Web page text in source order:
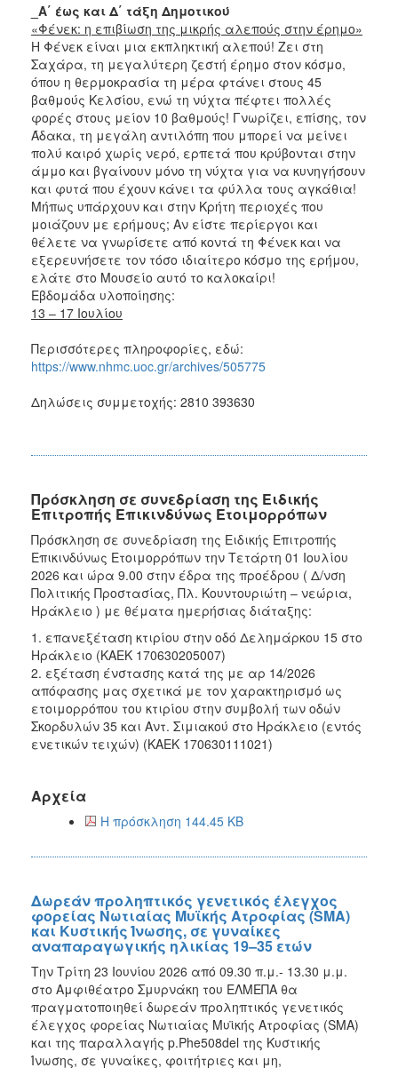
_Α΄ έως και Δ΄ τάξη Δημοτικού
«Φένεκ: η επιβίωση της μικρής αλεπούς στην έρημο»
Η Φένεκ είναι μια εκπληκτική αλεπού! Ζει στη
Σαχάρα, τη μεγαλύτερη ζεστή έρημο στον κόσμο,
όπου η θερμοκρασία τη μέρα φτάνει στους 45
βαθμούς Κελσίου, ενώ τη νύχτα πέφτει πολλές
φορές στους μείον 10 βαθμούς! Γνωρίζει, επίσης, τον
Άδακα, τη μεγάλη αντιλόπη που μπορεί να μείνει
πολύ καιρό χωρίς νερό, ερπετά που κρύβονται στην
άμμο και βγαίνουν μόνο τη νύχτα για να κυνηγήσουν
και φυτά που έχουν κάνει τα φύλλα τους αγκάθια!
Μήπως υπάρχουν και στην Κρήτη περιοχές που
μοιάζουν με ερήμους; Αν είστε περίεργοι και
θέλετε να γνωρίσετε από κοντά τη Φένεκ και να
εξερευνήσετε τον τόσο ιδιαίτερο κόσμο της ερήμου,
ελάτε στο Μουσείο αυτό το καλοκαίρι!
Εβδομάδα υλοποίησης:
13 – 17 Ιουλίου
Περισσότερες πληροφορίες, εδώ:
https://www.nhmc.uoc.gr/archives/505775
Δηλώσεις συμμετοχής: 2810 393630
Πρόσκληση σε συνεδρίαση της Ειδικής
Επιτροπής Επικινδύνως Ετοιμορρόπων
Πρόσκληση σε συνεδρίαση της Ειδικής Επιτροπής
Επικινδύνως Ετοιμορρόπων την Τετάρτη 01 Ιουλίου
2026 και ώρα 9.00 στην έδρα της προέδρου ( Δ/νση
Πολιτικής Προστασίας, Πλ. Κουντουριώτη – νεώρια,
Ηράκλειο ) με θέματα ημερήσιας διάταξης:
1. επανεξέταση κτιρίου στην οδό Δελημάρκου 15 στο
Ηράκλειο (ΚΑΕΚ 170630205007)
2. εξέταση ένστασης κατά της με αρ 14/2026
απόφασης μας σχετικά με τον χαρακτηρισμό ως
ετοιμορρόπου του κτιρίου στην συμβολή των οδών
Σκορδυλών 35 και Αντ. Σιμιακού στο Ηράκλειο (εντός
ενετικών τειχών) (ΚΑΕΚ 170630111021)
Αρχεία
Η πρόσκληση 144.45 KB
Δωρεάν προληπτικός γενετικός έλεγχος
φορείας Νωτιαίας Μυϊκής Ατροφίας (SMA)
και Κυστικής Ίνωσης, σε γυναίκες
αναπαραγωγικής ηλικίας 19–35 ετών
Την Τρίτη 23 Ιουνίου 2026 από 09.30 π.μ.- 13.30 μ.μ.
στο Αμφιθέατρο Σμυρνάκη του ΕΛΜΕΠΑ θα
πραγματοποιηθεί δωρεάν προληπτικός γενετικός
έλεγχος φορείας Νωτιαίας Μυϊκής Ατροφίας (SMA)
και της παραλλαγής p.Phe508del της Κυστικής
Ίνωσης, σε γυναίκες, φοιτήτριες και μη,